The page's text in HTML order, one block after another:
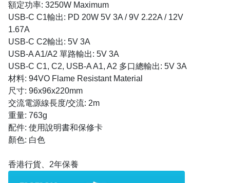
額定功率: 3250W Maximum
USB-C C1輸出: PD 20W 5V 3A / 9V 2.22A / 12V
1.67A
USB-C C2輸出: 5V 3A
USB-A A1/A2 單路輸出: 5V 3A
USB-C C1, C2, USB-A A1, A2 多口總輸出: 5V 3A
材料: 94VO Flame Resistant Material
尺寸: 96x96x220mm
交流電源線長度/交流: 2m
重量: 763g
配件: 使用說明書和保修卡
顏色: 白色
香港行貨、2年保養